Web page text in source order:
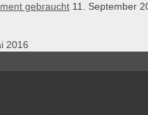
gebraucht 11. September
2016